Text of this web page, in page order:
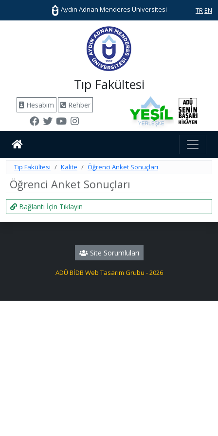
Aydın Adnan Menderes Üniversitesi TR EN
Tıp Fakültesi
Hesabım Rehber
Tıp Fakültesi Kalite Öğrenci Anket Sonuçları
Öğrenci Anket Sonuçları
Bağlantı İçin Tıklayın
Site Sorumluları
ADÜ BİDB Web Tasarım Grubu - 2026